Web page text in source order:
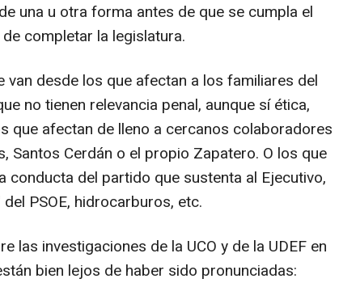
una u otra forma antes de que se cumpla el
completar la legislatura.
van desde los que afectan a los familiares del
no tienen relevancia penal, aunque sí ética,
que afectan de lleno a cercanos colaboradores
Santos Cerdán o el propio Zapatero. O los que
conducta del partido que sustenta al Ejecutivo,
PSOE, hidrocarburos, etc.
las investigaciones de la UCO y de la UDEF en
bien lejos de haber sido pronunciadas: